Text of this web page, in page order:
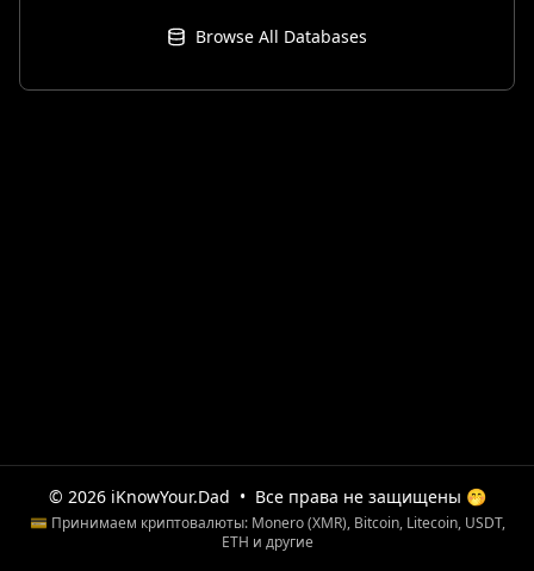
Browse All Databases
© 2026 iKnowYour.Dad • Все права не защищены 🤭
💳 Принимаем криптовалюты: Monero (XMR), Bitcoin, Litecoin, USDT,
ETH и другие